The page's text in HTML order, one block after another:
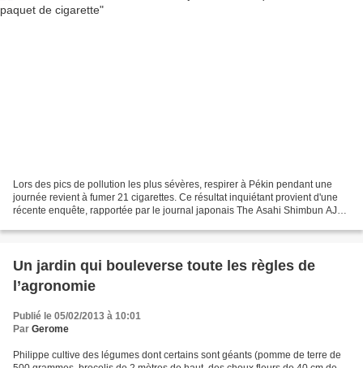
Lors des pics de pollution les plus sévères, respirer à Pékin pendant une
journée revient à fumer 21 cigarettes. Ce résultat inquiétant provient d'une
récente enquête, rapportée par le journal japonais The Asahi Shimbun AJW,
Un jardin qui bouleverse toute les règles de
l’agronomie
Publié le 05/02/2013 à 10:01
Par Gerome
Philippe cultive des légumes dont certains sont géants (pomme de terre de